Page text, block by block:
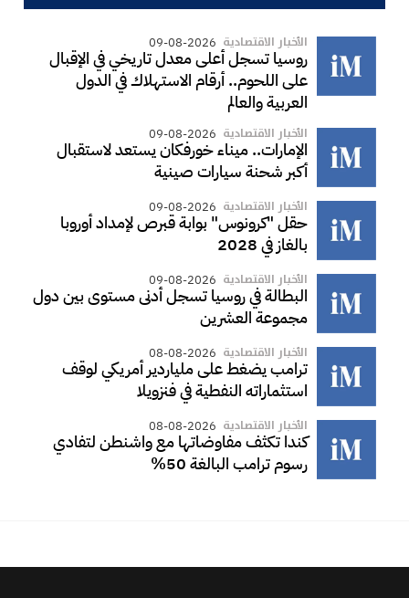
الأخبار الاقتصادية 09-08-2026
روسيا تسجل أعلى معدل تاريخي في الإقبال
على اللحوم.. أرقام الاستهلاك في الدول
العربية والعالم
الأخبار الاقتصادية 09-08-2026
الإمارات.. ميناء خورفكان يستعد لاستقبال
أكبر شحنة سيارات صينية
الأخبار الاقتصادية 09-08-2026
حقل "كرونوس" بوابة قبرص لإمداد أوروبا
بالغاز في 2028
الأخبار الاقتصادية 09-08-2026
البطالة في روسيا تسجل أدنى مستوى بين دول
مجموعة العشرين
الأخبار الاقتصادية 08-08-2026
ترامب يضغط على ملياردير أمريكي لوقف
استثماراته النفطية في فنزويلا
الأخبار الاقتصادية 08-08-2026
كندا تكثف مفاوضاتها مع واشنطن لتفادي
رسوم ترامب البالغة 50%